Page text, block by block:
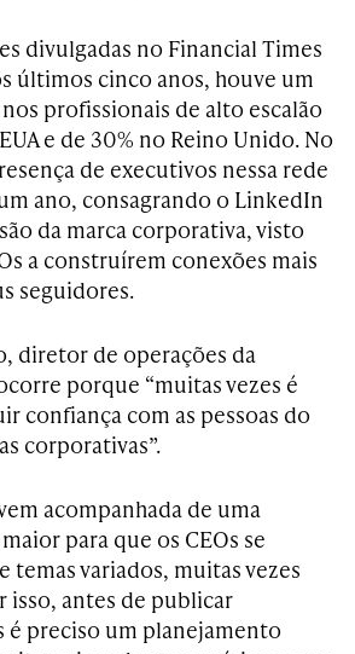
divulgadas no Financial Times
últimos cinco anos, houve um
profissionais de alto escalão
e de 30% no Reino Unido. No
de executivos nessa rede
ano, consagrando o LinkedIn
da marca corporativa, visto
a construírem conexões mais
seguidores.
diretor de operações da
porque “muitas vezes é
confiança com as pessoas do
corporativas”.
acompanhada de uma
para que os CEOs se
temas variados, muitas vezes
isso, antes de publicar
preciso um planejamento